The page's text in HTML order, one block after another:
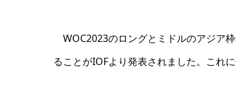
WOC2023のロングとミドルのアジア
ることがIOFより発表されました。これ